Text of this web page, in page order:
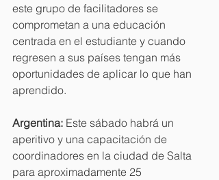
este grupo de facilitadores se
comprometan a una educación
centrada en el estudiante y cuando
regresen a sus países tengan más
oportunidades de aplicar lo que han
aprendido.
Argentina: Este sábado habrá un
aperitivo y una capacitación de
coordinadores en la ciudad de Salta
para aproximadamente 25